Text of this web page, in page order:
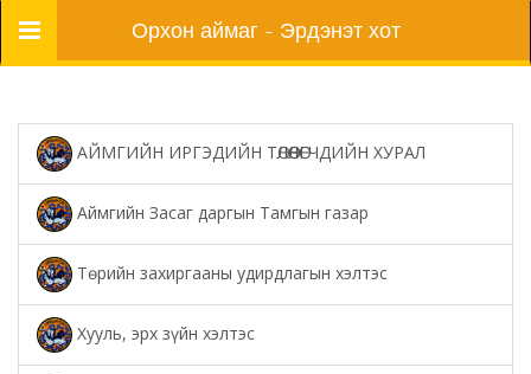
Цэс Орхон аймаг - Эрдэнэт хот
АЙМГИЙН ИРГЭДИЙН ТӨЛӨӨЛӨГЧДИЙН ХУРАЛ
Аймгийн Засаг даргын Тамгын газар
Төрийн захиргааны удирдлагын хэлтэс
Хууль, эрх зүйн хэлтэс